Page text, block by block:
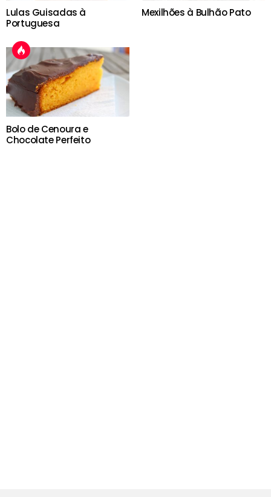
Lulas Guisadas à
Portuguesa
Mexilhões à Bulhão Pato
Bolo de Cenoura e
Chocolate Perfeito